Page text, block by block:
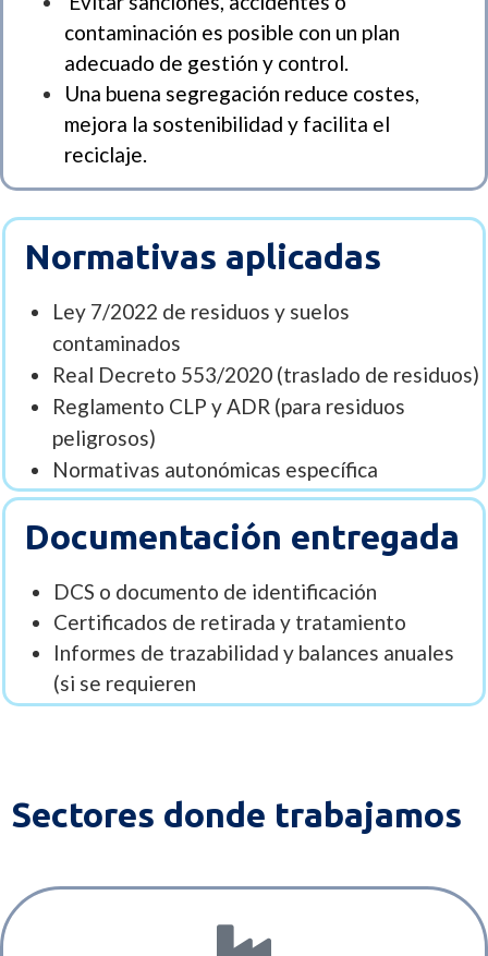
contaminación es posible con un plan
adecuado de gestión y control.
Una buena segregación reduce costes,
mejora la sostenibilidad y facilita el
reciclaje.
Normativas aplicadas
Ley 7/2022 de residuos y suelos
contaminados
Real Decreto 553/2020 (traslado de residuos)
Reglamento CLP y ADR (para residuos
peligrosos)
Normativas autonómicas específica
Documentación entregada
DCS o documento de identificación
Certificados de retirada y tratamiento
Informes de trazabilidad y balances anuales
(si se requieren
Sectores donde trabajamos